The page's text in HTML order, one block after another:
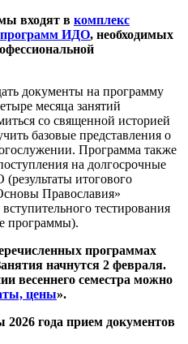
входят в комплекс
программ ИДО, необходимых
документы на программу
месяца занятий
со священной историей
базовые представления о
Программа также
на долгосрочные
итогового
Православия»
тестирования
программы).
программах
начнутся 2 февраля.
весеннего семестра можно
цены».
года прием документов